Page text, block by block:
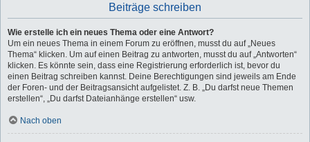
Beiträge schreiben
Wie erstelle ich ein neues Thema oder eine Antwort?
Um ein neues Thema in einem Forum zu eröffnen, musst du auf „Neues
Thema“ klicken. Um auf einen Beitrag zu antworten, musst du auf „Antworten“
klicken. Es könnte sein, dass eine Registrierung erforderlich ist, bevor du
einen Beitrag schreiben kannst. Deine Berechtigungen sind jeweils am Ende
der Foren- und der Beitragsansicht aufgelistet. Z. B. „Du darfst neue Themen
erstellen“, „Du darfst Dateianhänge erstellen“ usw.
Nach oben